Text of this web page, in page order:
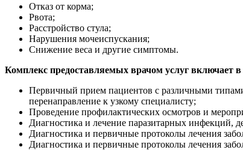
Отказ от корма;
Рвота;
Расстройство стула;
Нарушения мочеиспускания;
Снижение веса и другие симптомы.
Комплекс предоставляемых врачом услуг включает в
Первичный прием пациентов с различными
перенаправление к узкому специалисту;
Проведение профилактических осмотров и
Диагностика и лечение паразитарных инфекций,
Диагностика и первичные протоколы лечения
Диагностика и первичные протоколы лечения